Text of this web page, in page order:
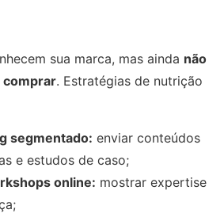
sua marca, mas ainda não
comprar. Estratégias de nutrição
segmentado: enviar conteúdos
e estudos de caso;
online: mostrar expertise